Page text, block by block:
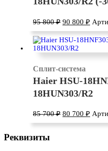
95 800₽ 90 800 ₽
Сплит-система
Haier HSU-
18HUN303/R2
85 700₽ 80 700 ₽
Реквизиты